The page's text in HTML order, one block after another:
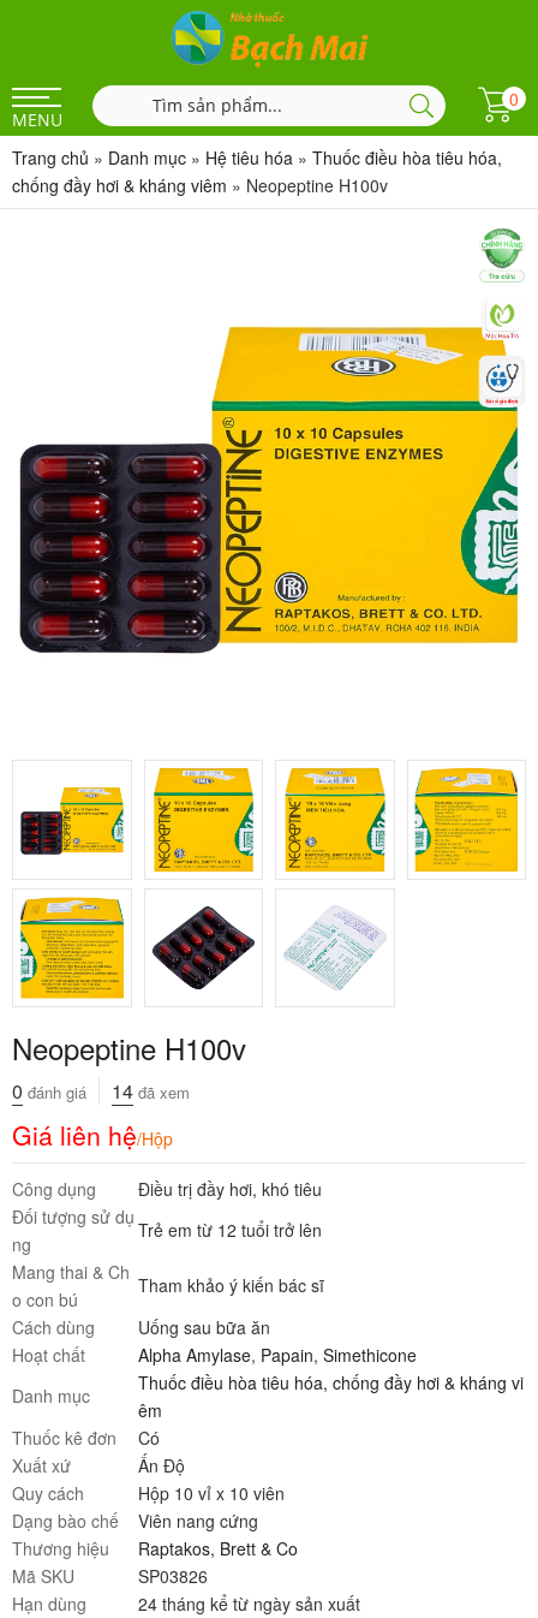
MENU
0
Trang chủ » Danh mục » Hệ tiêu hóa » Thuốc điều hòa tiêu hóa,
chống đầy hơi & kháng viêm » Neopeptine H100v
Neopeptine H100v
0 đánh giá 14 đã xem
Giá liên hệ/Hộp
Công dụng
Điều trị đầy hơi, khó tiêu
Đối tượng sử dụ
ng
Trẻ em từ 12 tuổi trở lên
Mang thai & Ch
o con bú
Tham khảo ý kiến bác sĩ
Cách dùng
Uống sau bữa ăn
Hoạt chất
Alpha Amylase, Papain, Simethicone
Danh mục
Thuốc điều hòa tiêu hóa, chống đầy hơi & kháng vi
êm
Thuốc kê đơn
Có
Xuất xứ
Ấn Độ
Quy cách
Hộp 10 vỉ x 10 viên
Dạng bào chế
Viên nang cứng
Thương hiệu
Raptakos, Brett & Co
Mã SKU
SP03826
Hạn dùng
24 tháng kể từ ngày sản xuất